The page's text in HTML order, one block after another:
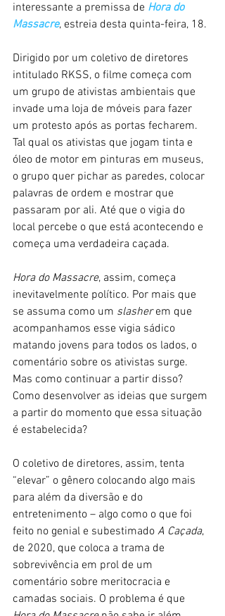
interessante a premissa de Hora do
Massacre, estreia desta quinta-feira, 18.
Dirigido por um coletivo de diretores
intitulado RKSS, o filme começa com
um grupo de ativistas ambientais que
invade uma loja de móveis para fazer
um protesto após as portas fecharem.
Tal qual os ativistas que jogam tinta e
óleo de motor em pinturas em museus,
o grupo quer pichar as paredes, colocar
palavras de ordem e mostrar que
passaram por ali. Até que o vigia do
local percebe o que está acontecendo e
começa uma verdadeira caçada.
Hora do Massacre, assim, começa
inevitavelmente político. Por mais que
se assuma como um slasher em que
acompanhamos esse vigia sádico
matando jovens para todos os lados, o
comentário sobre os ativistas surge.
Mas como continuar a partir disso?
Como desenvolver as ideias que surgem
a partir do momento que essa situação
é estabelecida?
O coletivo de diretores, assim, tenta
“elevar” o gênero colocando algo mais
para além da diversão e do
entretenimento – algo como o que foi
feito no genial e subestimado A Caçada,
de 2020, que coloca a trama de
sobrevivência em prol de um
comentário sobre meritocracia e
camadas sociais. O problema é que